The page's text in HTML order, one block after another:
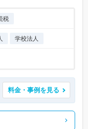
税
学校法人
料金・事例を見る